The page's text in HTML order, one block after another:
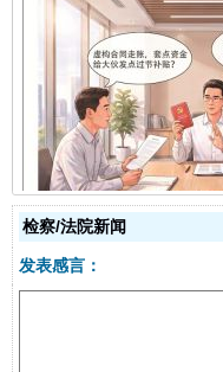
揭开“小金库”
检察/法院新闻
发表感言：